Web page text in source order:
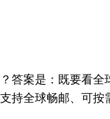
答案是：既要看
持全球畅邮、可